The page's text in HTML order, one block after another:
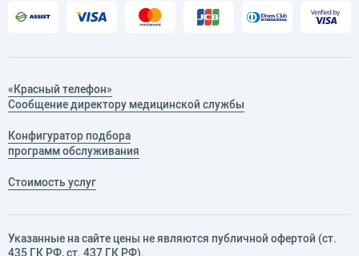
«Красный телефон»
Сообщение директору медицинской службы
Конфигуратор подбора
программ обслуживания
Стоимость услуг
Указанные на сайте цены не являются публичной офертой (ст.
435 ГК РФ, cт. 437 ГК РФ).